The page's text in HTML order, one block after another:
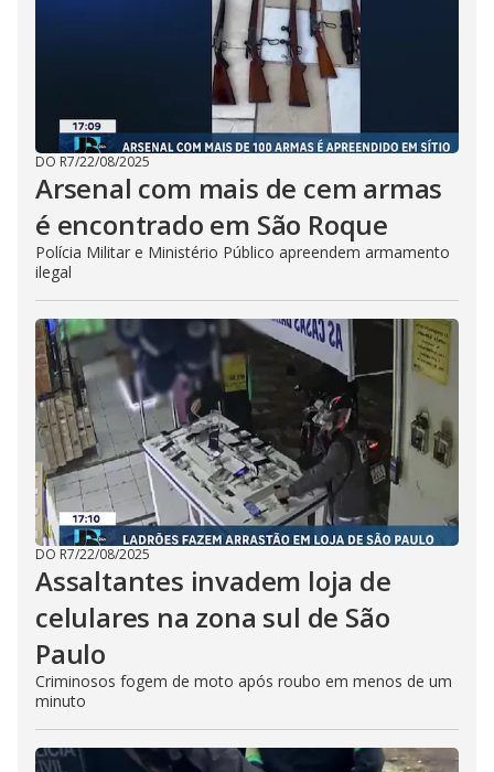
DO R7/22/08/2025
Arsenal com mais de cem armas
é encontrado em São Roque
Polícia Militar e Ministério Público apreendem armamento
ilegal
DO R7/22/08/2025
Assaltantes invadem loja de
celulares na zona sul de São
Paulo
Criminosos fogem de moto após roubo em menos de um
minuto